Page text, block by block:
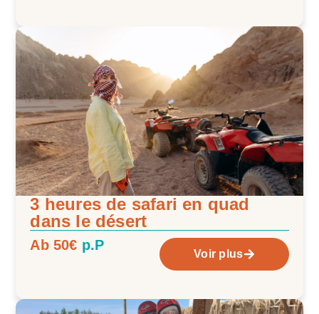
3 heures de safari en quad
dans le désert
Ab 50€ p.P
Voir plus